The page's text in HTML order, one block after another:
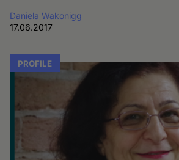
Daniela Wakonigg
17.06.2017
PROFILE